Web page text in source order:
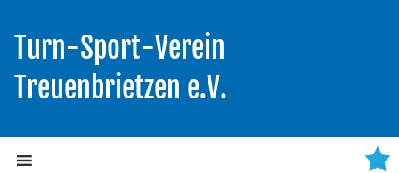
Turn-Sport-Verein
Treuenbrietzen e.V.